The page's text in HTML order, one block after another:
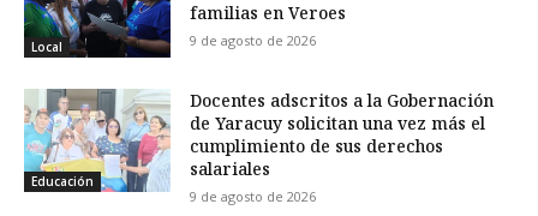
Local
familias en Veroes
9 de agosto de 2026
Educación
Docentes adscritos a la Gobernación
de Yaracuy solicitan una vez más el
cumplimiento de sus derechos
salariales
9 de agosto de 2026